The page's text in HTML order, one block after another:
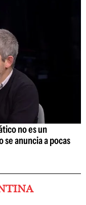
no es un
anuncia a pocas